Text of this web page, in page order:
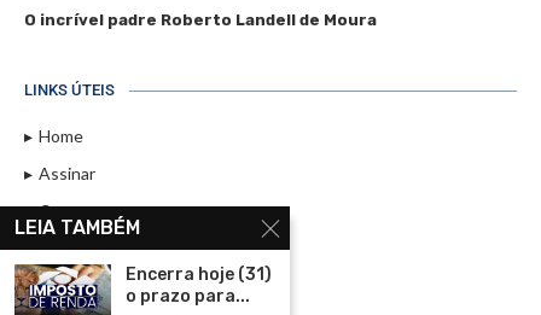
O incrível padre Roberto Landell de Moura
LINKS ÚTEIS
Home
Assinar
Contato
Política de Privacidade
Rádio Maristela - Ao Vivo
LEIA TAMBÉM
Encerra hoje (31)
o prazo para...